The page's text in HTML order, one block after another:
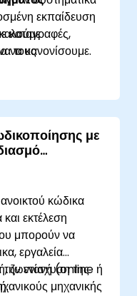
καταγραφές,
τους
εκπαίδευση
να κανονίσουμε.
με
Εργαλείων
κώδικα
εκτέλεση
μπορούν να
εργαλεία
ενίσχυση της
ζωντανή (online ή
μηχανικής